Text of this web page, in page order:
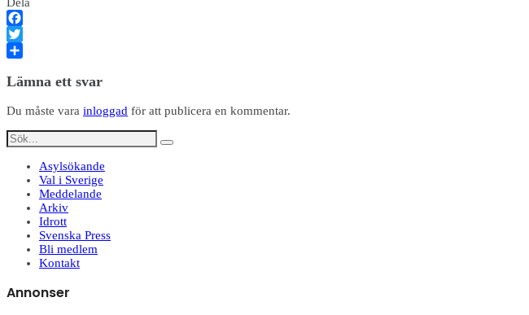
Facebook
Twitter
Lämna ett svar
Du måste vara inloggad för att publicera en kommentar.
Asylsökande
Val i Sverige
Meddelande
Arkiv
Idrott
Svenska Press
Bli medlem
Kontakt
Annonser